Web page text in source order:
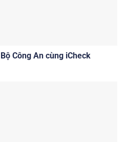
Công An cùng iCheck